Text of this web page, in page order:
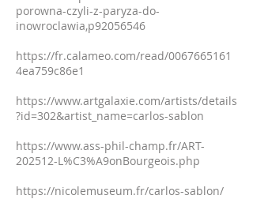
porowna-czyli-z-paryza-do-
inowroclawia,p92056546
https://fr.calameo.com/read/0067665161
4ea759c86e1
https://www.artgalaxie.com/artists/details
?id=302&artist_name=carlos-sablon
https://www.ass-phil-champ.fr/ART-
202512-L%C3%A9onBourgeois.php
https://nicolemuseum.fr/carlos-sablon/